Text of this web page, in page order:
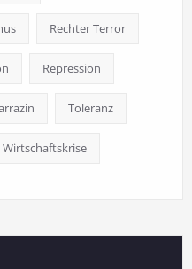
Rechter Terror
Repression
Toleranz
Wirtschaftskrise